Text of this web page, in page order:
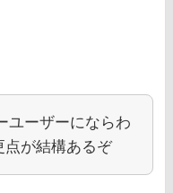
ユーザーにならわ
点が結構あるぞ